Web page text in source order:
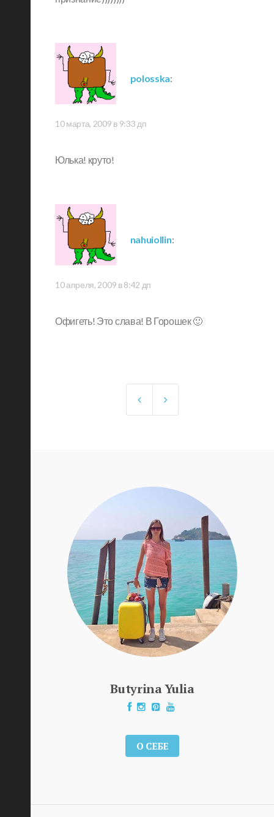
polosska:
10 марта, 2009 в 9:33 дп
Юлька! круто!
nahuiollin:
10 апреля, 2009 в 8:42 дп
Офигеть! Это слава! В Горошек 🙂
Butyrina Yulia
О СЕБЕ